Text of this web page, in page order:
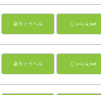
楽天トラベル じゃらんnet
楽天トラベル じゃらんnet